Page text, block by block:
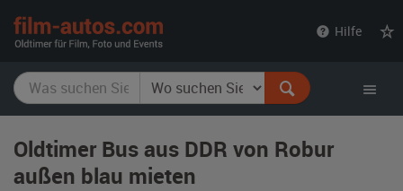
Hilfe
Oldtimer Bus aus DDR von Robur
außen blau mieten